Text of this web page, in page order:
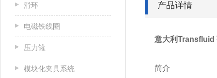
滑环
电磁铁线圈
压力罐
模块化夹具系统
产品详情
意大利Transfluid
简介